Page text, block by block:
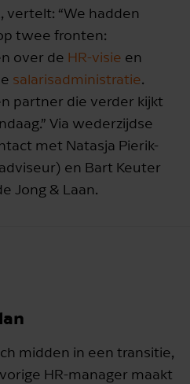
vertelt: “We hadden
twee fronten:
over de HR-visie en
salarisadministratie.
partner die verder kijkt
Via wederzijdse
met Natasja Pierik-
en Bart Keuter
Jong & Laan.
midden in een transitie,
HR-manager maakt